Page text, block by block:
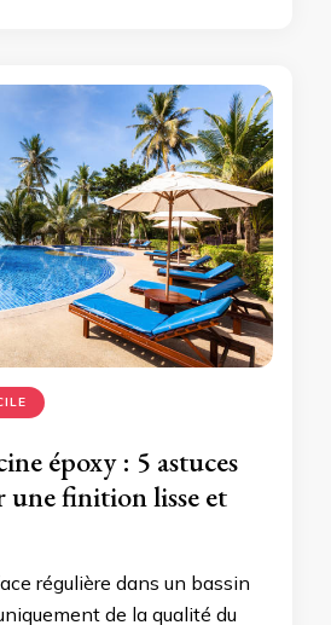
époxy : 5 astuces
finition lisse et
régulière dans un bassin
de la qualité du